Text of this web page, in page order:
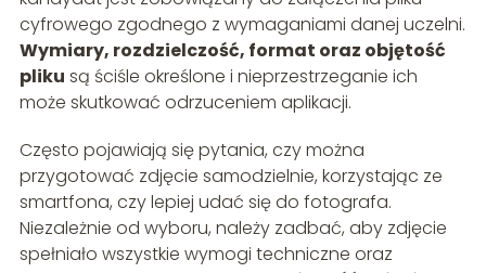
cyfrowego zgodnego z wymaganiami danej uczelni.
Wymiary, rozdzielczość, format oraz objętość
pliku są ściśle określone i nieprzestrzeganie ich
może skutkować odrzuceniem aplikacji.
Często pojawiają się pytania, czy można
przygotować zdjęcie samodzielnie, korzystając ze
smartfona, czy lepiej udać się do fotografa.
Niezależnie od wyboru, należy zadbać, aby zdjęcie
spełniało wszystkie wymogi techniczne oraz